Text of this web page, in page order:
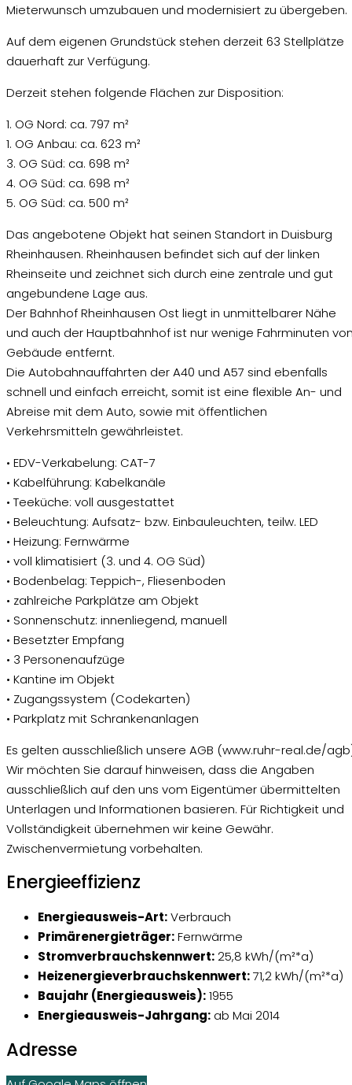
Mieterwunsch umzubauen und modernisiert zu übergeben.
Auf dem eigenen Grundstück stehen derzeit 63 Stellplätze
dauerhaft zur Verfügung.
Derzeit stehen folgende Flächen zur Disposition:
1. OG Nord: ca. 797 m²
1. OG Anbau: ca. 623 m²
3. OG Süd: ca. 698 m²
4. OG Süd: ca. 698 m²
5. OG Süd: ca. 500 m²
Das angebotene Objekt hat seinen Standort in Duisburg
Rheinhausen. Rheinhausen befindet sich auf der linken
Rheinseite und zeichnet sich durch eine zentrale und gut
angebundene Lage aus.
Der Bahnhof Rheinhausen Ost liegt in unmittelbarer Nähe
und auch der Hauptbahnhof ist nur wenige Fahrminuten
Gebäude entfernt.
Die Autobahnauffahrten der A40 und A57 sind ebenfalls
schnell und einfach erreicht, somit ist eine flexible An- und
Abreise mit dem Auto, sowie mit öffentlichen
Verkehrsmitteln gewährleistet.
• EDV-Verkabelung: CAT-7
• Kabelführung: Kabelkanäle
• Teeküche: voll ausgestattet
• Beleuchtung: Aufsatz- bzw. Einbauleuchten, teilw. LED
• Heizung: Fernwärme
• voll klimatisiert (3. und 4. OG Süd)
• Bodenbelag: Teppich-, Fliesenboden
• zahlreiche Parkplätze am Objekt
• Sonnenschutz: innenliegend, manuell
• Besetzter Empfang
• 3 Personenaufzüge
• Kantine im Objekt
• Zugangssystem (Codekarten)
• Parkplatz mit Schrankenanlagen
Es gelten ausschließlich unsere AGB (www.ruhr-real.de/
Wir möchten Sie darauf hinweisen, dass die Angaben
ausschließlich auf den uns vom Eigentümer übermittelten
Unterlagen und Informationen basieren. Für Richtigkeit und
Vollständigkeit übernehmen wir keine Gewähr.
Zwischenvermietung vorbehalten.
Energieeffizienz
Energieausweis-Art:Verbrauch
Primärenergieträger:Fernwärme
Stromverbrauchskennwert:25,8 kWh/(m²*a)
Heizenergieverbrauchskennwert:71,2 kWh/(m²*a)
Baujahr (Energieausweis):1955
Energieausweis-Jahrgang: ab Mai 2014
Adresse